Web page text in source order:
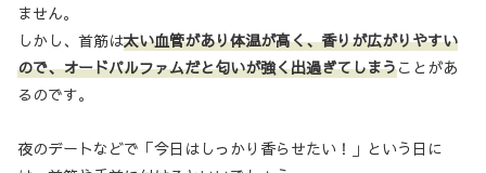
ません。
しかし、首筋は太い血管があり体温が高く、香りが広がりやすい
ので、オードパルファムだと匂いが強く出過ぎてしまうことがあ
るのです。
夜のデートなどで「今日はしっかり香らせたい！」という日に